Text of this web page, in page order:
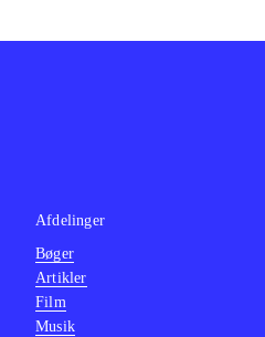
Afdelinger
Bøger
Artikler
Film
Musik